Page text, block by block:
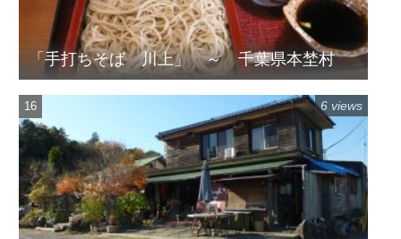
「手打ちそば 川上」 ～ 千葉県本埜村
6 views